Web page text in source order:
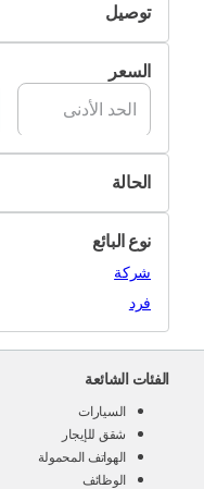
متوفرتوصيل
التسليم الذاتي
تسليم Pik&Dropالسعر
الحالة
جديد
مستعملنوع البائع
شركة
فرد
الفئات الشائعة
السيارات
شقق للإيجار
الهواتف المحمولة
الوظائف